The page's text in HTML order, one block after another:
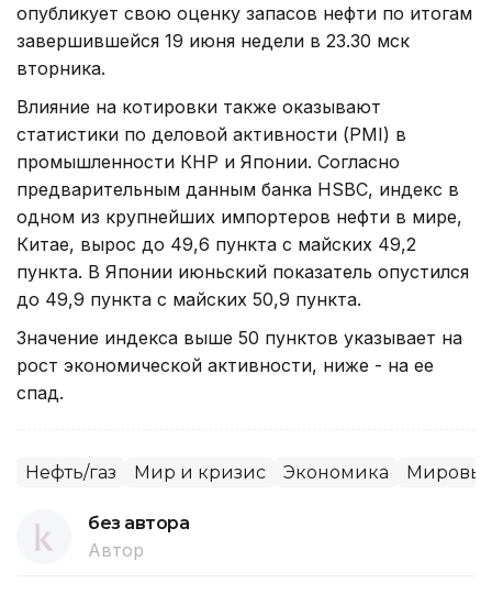
опубликует свою оценку запасов нефти по итогам
завершившейся 19 июня недели в 23.30 мск
вторника.
Влияние на котировки также оказывают
статистики по деловой активности (PMI) в
промышленности КНР и Японии. Согласно
предварительным данным банка HSBC, индекс в
одном из крупнейших импортеров нефти в мире,
Китае, вырос до 49,6 пункта с майских 49,2
пункта. В Японии июньский показатель опустился
до 49,9 пункта с майских 50,9 пункта.
Значение индекса выше 50 пунктов указывает на
рост экономической активности, ниже - на ее
спад.
Нефть/газ Мир и кризис Экономика
без автора
Автор